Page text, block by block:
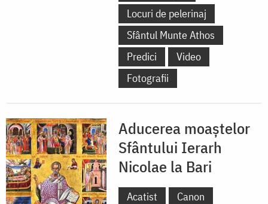
Locuri de pelerinaj
Sfântul Munte Athos
Predici
Video
Fotografii
Aducerea moaștelor
Sfântului Ierarh
Nicolae la Bari
Acatist
Canon